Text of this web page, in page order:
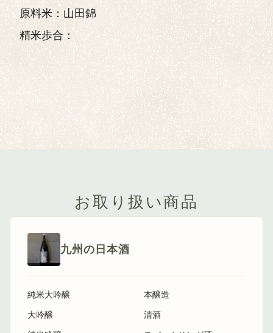
原料米：山田錦
精米歩合：
お取り扱い商品
九州の日本酒
純米大吟醸
大吟醸
本醸造
清酒